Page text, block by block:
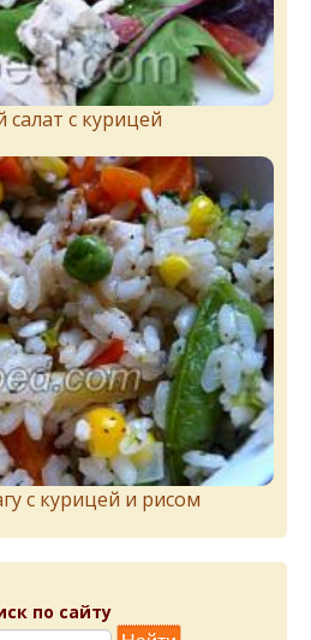
салат с курицей
с курицей и рисом
по сайту